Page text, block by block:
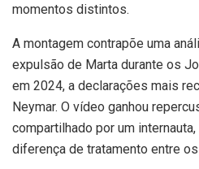
momentos distintos.
A montagem contrapõe uma
expulsão de Marta durante os
em 2024, a declarações mais
Neymar. O vídeo ganhou
compartilhado por um
diferença de tratamento entre